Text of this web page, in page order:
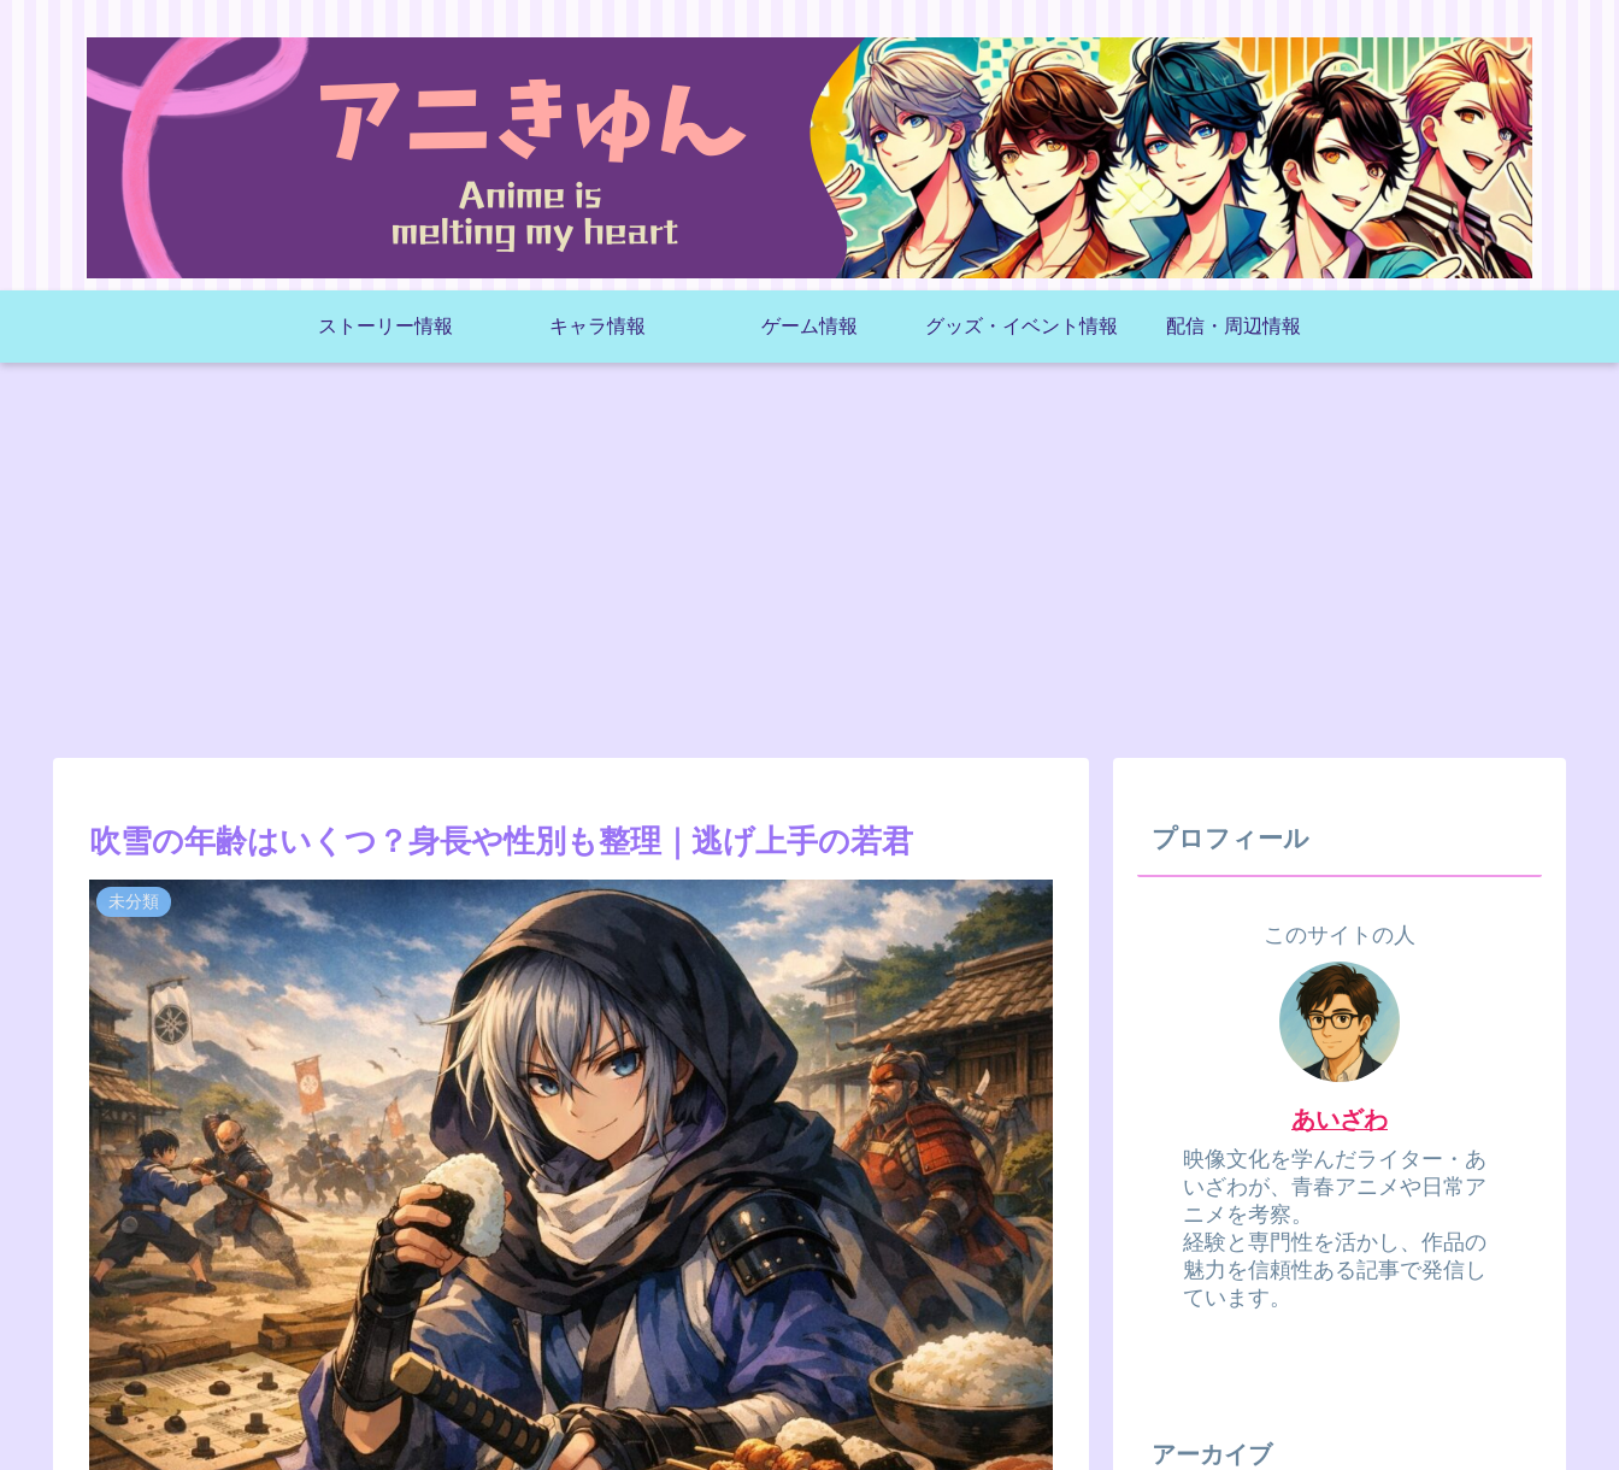
ストーリー情報 キャラ情報 ゲーム情報 グッズ・イベント情報 配信・周辺情報
吹雪の年齢はいくつ？身長や性別も整理｜逃げ上手の若君
未分類
プロフィール
このサイトの人
あいざわ
映像文化を学んだライター・あ
いざわが、青春アニメや日常ア
ニメを考察。
経験と専門性を活かし、作品の
魅力を信頼性ある記事で発信し
ています。
アーカイブ